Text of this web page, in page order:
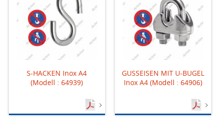
S-HACKEN Inox A4
(Modell : 64939)
GUSSEISEN MIT U-BUGEL
Inox A4 (Modell : 64906)